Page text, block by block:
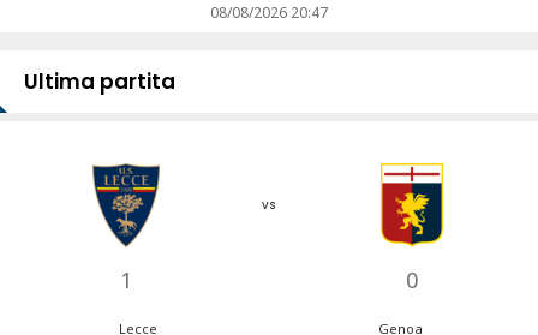
08/08/2026 20:47
Ultima partita
1
vs
0
Lecce Genoa